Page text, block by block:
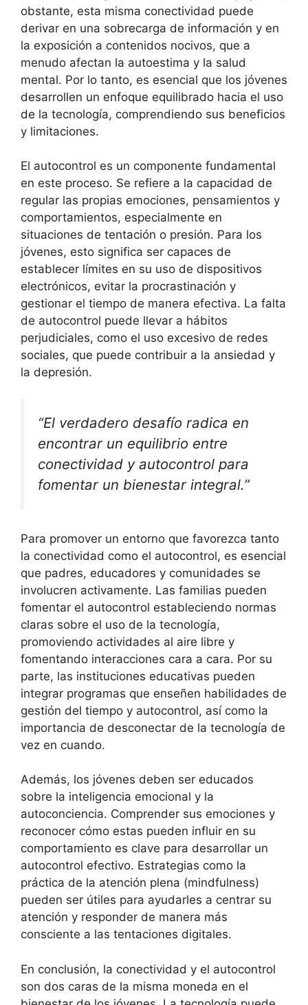
obstante, esta misma conectividad puede
derivar en una sobrecarga de información y en
la exposición a contenidos nocivos, que a
menudo afectan la autoestima y la salud
mental. Por lo tanto, es esencial que los jóvenes
desarrollen un enfoque equilibrado hacia el uso
de la tecnología, comprendiendo sus beneficios
y limitaciones.
El autocontrol es un componente fundamental
en este proceso. Se refiere a la capacidad de
regular las propias emociones, pensamientos y
comportamientos, especialmente en
situaciones de tentación o presión. Para los
jóvenes, esto significa ser capaces de
establecer límites en su uso de dispositivos
electrónicos, evitar la procrastinación y
gestionar el tiempo de manera efectiva. La falta
de autocontrol puede llevar a hábitos
perjudiciales, como el uso excesivo de redes
sociales, que puede contribuir a la ansiedad y
la depresión.
“El verdadero desafío radica en
encontrar un equilibrio entre
conectividad y autocontrol para
fomentar un bienestar integral.”
Para promover un entorno que favorezca tanto
la conectividad como el autocontrol, es esencial
que padres, educadores y comunidades se
involucren activamente. Las familias pueden
fomentar el autocontrol estableciendo normas
claras sobre el uso de la tecnología,
promoviendo actividades al aire libre y
fomentando interacciones cara a cara. Por su
parte, las instituciones educativas pueden
integrar programas que enseñen habilidades de
gestión del tiempo y autocontrol, así como la
importancia de desconectar de la tecnología de
vez en cuando.
Además, los jóvenes deben ser educados
sobre la inteligencia emocional y la
autoconciencia. Comprender sus emociones y
reconocer cómo estas pueden influir en su
comportamiento es clave para desarrollar un
autocontrol efectivo. Estrategias como la
práctica de la atención plena (mindfulness)
pueden ser útiles para ayudarles a centrar su
atención y responder de manera más
consciente a las tentaciones digitales.
En conclusión, la conectividad y el autocontrol
son dos caras de la misma moneda en el